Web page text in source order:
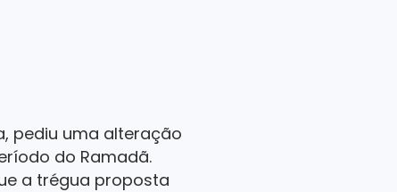
pediu uma alteração
do Ramadã.
a trégua proposta